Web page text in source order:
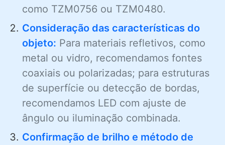
como TZM0756 ou TZM0480.
Consideração das características do
objeto: Para materiais refletivos, como
metal ou vidro, recomendamos fontes
coaxiais ou polarizadas; para estruturas
de superfície ou detecção de bordas,
recomendamos LED com ajuste de
ângulo ou iluminação combinada.
Confirmação de brilho e método de